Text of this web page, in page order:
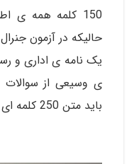
150 کلمه همه
حالیکه در آزمون
ی وسیعی از
باید متن 250 کلمه ای را آماده کنید.